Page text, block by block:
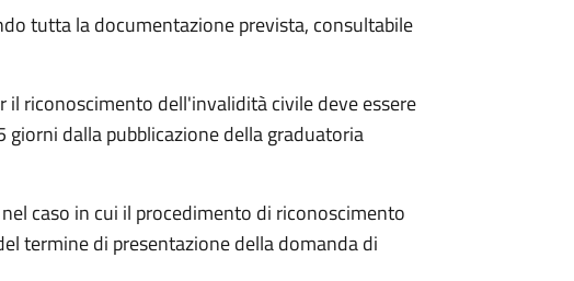
tutta la documentazione prevista, consultabile
riconoscimento dell'invalidità civile deve essere
dalla pubblicazione della graduatoria
caso in cui il procedimento di riconoscimento
termine di presentazione della domanda di